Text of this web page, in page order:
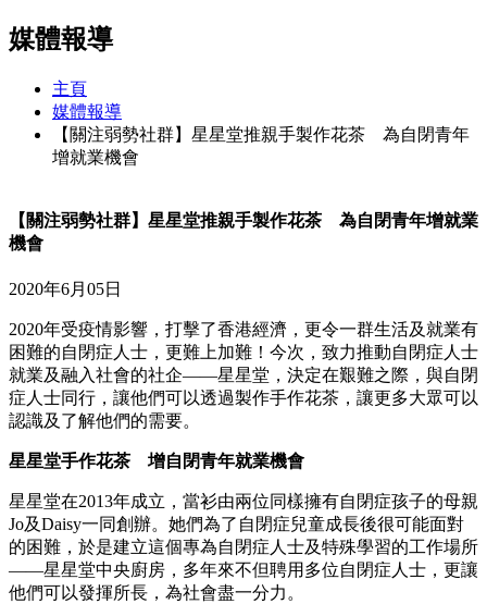
媒體報導
主頁
媒體報導
【關注弱勢社群】星星堂推親手製作花茶 為自閉青年
增就業機會
【關注弱勢社群】星星堂推親手製作花茶 為自閉青年增就業
機會
2020年6月05日
2020年受疫情影響，打擊了香港經濟，更令一群生活及就業有
困難的自閉症人士，更難上加難！今次，致力推動自閉症人士
就業及融入社會的社企——星星堂，決定在艱難之際，與自閉
症人士同行，讓他們可以透過製作手作花茶，讓更多大眾可以
認識及了解他們的需要。
星星堂手作花茶 增自閉青年就業機會
星星堂在2013年成立，當衫由兩位同樣擁有自閉症孩子的母親
Jo及Daisy一同創辦。她們為了自閉症兒童成長後很可能面對
的困難，於是建立這個專為自閉症人士及特殊學習的工作場所
——星星堂中央廚房，多年來不但聘用多位自閉症人士，更讓
他們可以發揮所長，為社會盡一分力。